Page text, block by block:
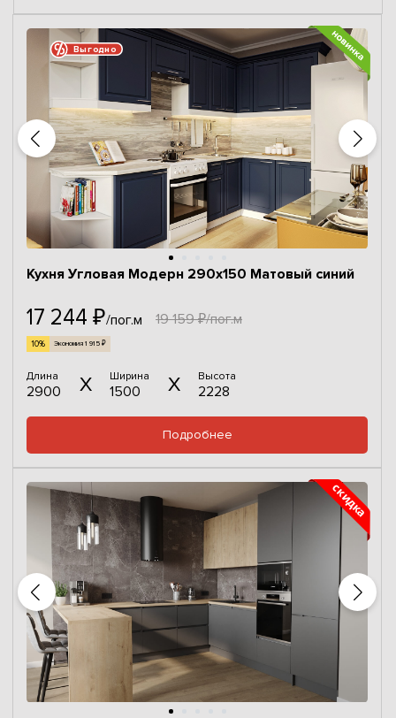
Выгодно
Кухня Угловая Модерн 290x150 Матовый синий
17 244 ₽/пог.м 19 159 ₽/пог.м
10% Экономия 1 915 ₽
Длина
2900
Ширина
1500
Высота
2228
Подробнее